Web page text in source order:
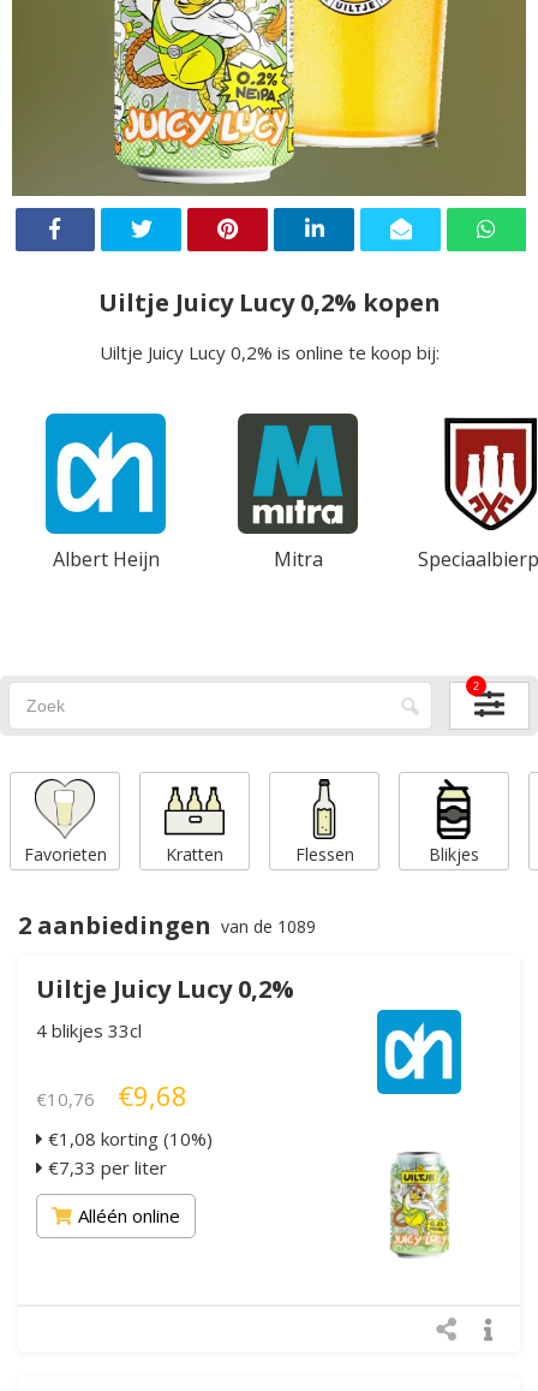
Uiltje Juicy Lucy 0,2% kopen
Uiltje Juicy Lucy 0,2% is online te koop bij:
Albert Heijn Mitra
2
Favorieten Kratten Flessen Blikjes
2 aanbiedingen van de 1089
Uiltje Juicy Lucy 0,2%
4 blikjes 33cl
€10,76 €9,68
€1,08 korting (10%)
€7,33 per liter
Alléén online